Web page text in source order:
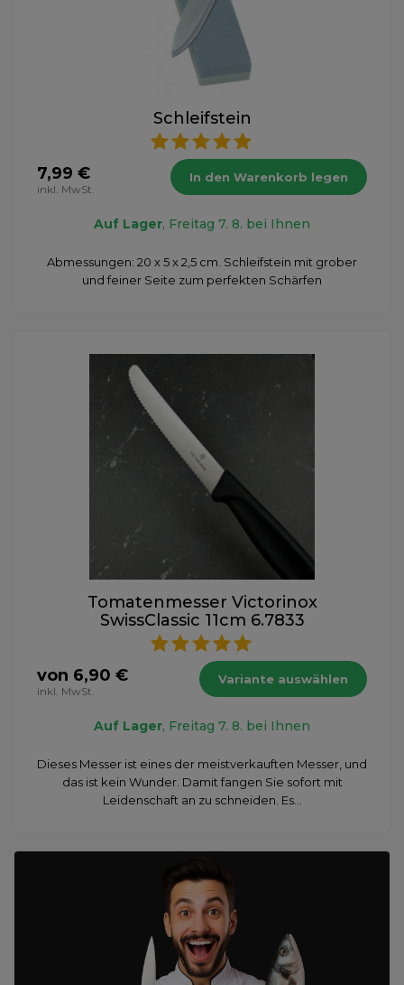
Schleifstein
7,99 €
inkl. MwSt.
In den Warenkorb legen
Auf Lager, Freitag 7. 8. bei Ihnen
Abmessungen: 20 x 5 x 2,5 cm. Schleifstein mit grober
und feiner Seite zum perfekten Schärfen
Tomatenmesser Victorinox
SwissClassic 11cm 6.7833
von 6,90 €
inkl. MwSt.
Variante auswählen
Auf Lager, Freitag 7. 8. bei Ihnen
Dieses Messer ist eines der meistverkauften Messer, und
das ist kein Wunder. Damit fangen Sie sofort mit
Leidenschaft an zu schneiden. Es...